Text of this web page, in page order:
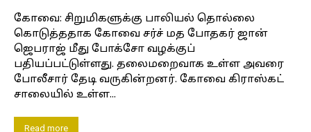
கோவை: சிறுமிகளுக்கு பாலியல் தொல்லை
கொடுத்ததாக கோவை சர்ச் மத போதகர் ஜான்
ஜெபராஜ் மீது போக்சோ வழக்குப்
பதியப்பட்டுள்ளது. தலைமறைவாக உள்ள அவரை
போலீசார் தேடி வருகின்றனர். கோவை கிராஸ்கட்
சாலையில் உள்ள...
Read more